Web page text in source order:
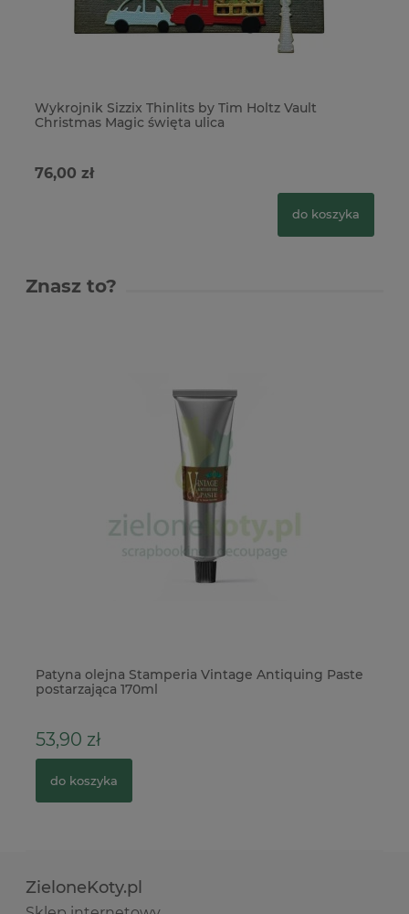
Wykrojnik Sizzix Thinlits by Tim Holtz Vault
Christmas Magic święta ulica
76,00 zł
do koszyka
Znasz to?
Patyna olejna Stamperia Vintage Antiquing Paste
postarzająca 170ml
53,90 zł
do koszyka
ZieloneKoty.pl